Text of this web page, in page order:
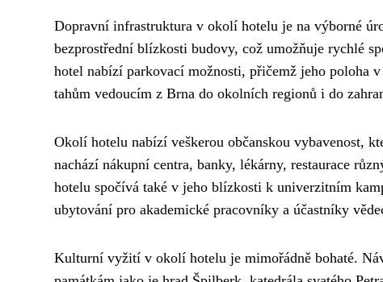
Dopravní infrastruktura v okolí hotelu je na výborné
bezprostřední blízkosti budovy, což umožňuje rychlé
hotel nabízí parkovací možnosti, přičemž jeho poloha
tahům vedoucím z Brna do okolních regionů i do
Okolí hotelu nabízí veškerou občanskou vybavenost,
nachází nákupní centra, banky, lékárny, restaurace
hotelu spočívá také v jeho blízkosti k univerzitním
ubytování pro akademické pracovníky a účastníky
Kulturní vyžití v okolí hotelu je mimořádně bohaté.